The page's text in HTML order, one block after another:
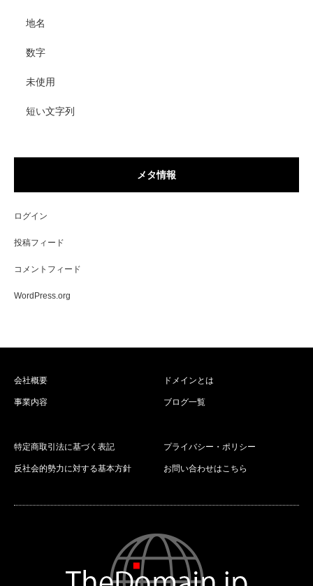
地名
数字
未使用
短い文字列
メタ情報
ログイン
投稿フィード
コメントフィード
WordPress.org
会社概要
事業内容
ドメインとは
ブログ一覧
特定商取引法に基づく表記
反社会的勢力に対する基本方針
プライバシー・ポリシー
お問い合わせはこちら